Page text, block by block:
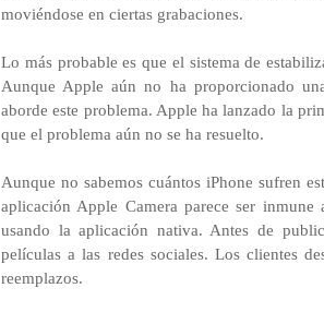
moviéndose en ciertas grabaciones.
Lo más probable es que el sistema de
Aunque Apple aún no ha proporcionado
aborde este problema. Apple ha lanzado la
que el problema aún no se ha resuelto.
Aunque no sabemos cuántos iPhone sufren
aplicación Apple Camera parece ser
usando la aplicación nativa. Antes de
películas a las redes sociales. Los clientes
reemplazos.